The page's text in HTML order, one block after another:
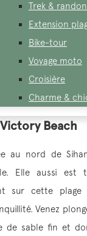
Trek &
Extension
Bike-tour
Voyage moto
Croisière
Charme &
canva.com)
Beach
au nord de
Elle aussi est
sur cette
Venez
de sable fin et